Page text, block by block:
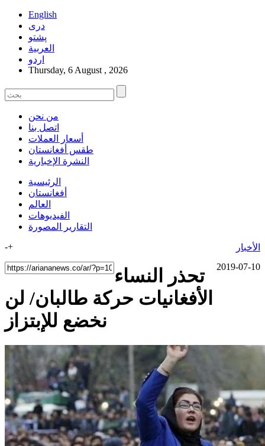
English
دری
پشتو
العربیة
اردو
Thursday, 6 August , 2026
من نحن
اتصل بنا
أسعار العملات
طقس أفغانستان
النشرة الإخبارية
الرئيسية
أفغانستان
العالم
الفیدیوهات
التقاریر المصورة
الأخبار -+
2019-07-10
تحذر النساء
الأفغانيات حركة طالبان/ لن
نخضع للإبتزاز